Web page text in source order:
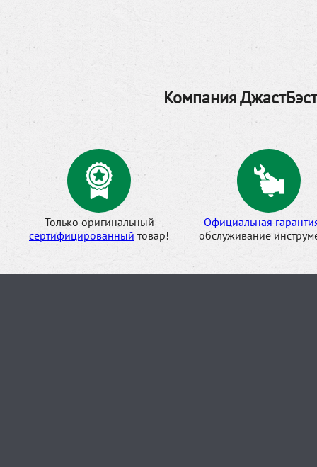
Компания
Только оригинальный
сертифицированный товар!
Официальная
обслуживание